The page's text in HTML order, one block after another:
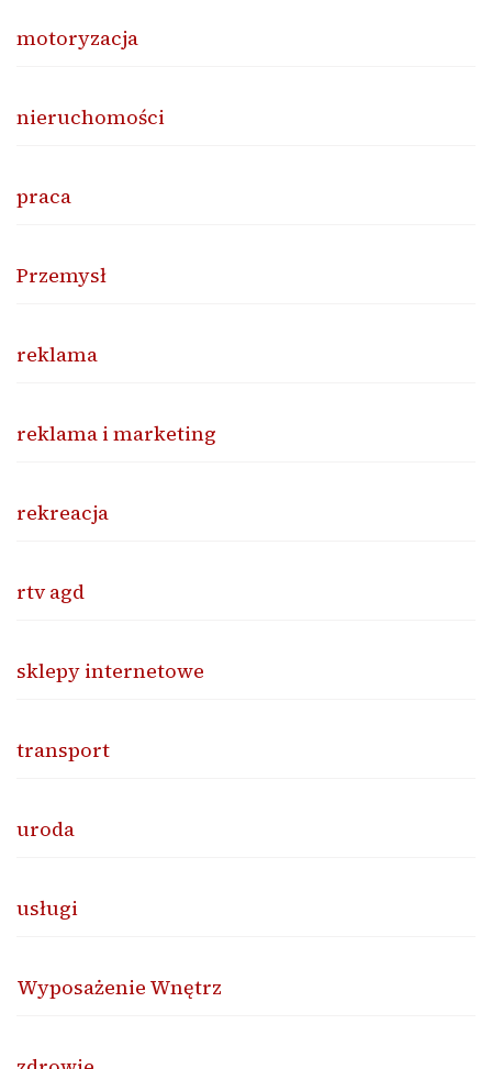
motoryzacja
nieruchomości
praca
Przemysł
reklama
reklama i marketing
rekreacja
rtv agd
sklepy internetowe
transport
uroda
usługi
Wyposażenie Wnętrz